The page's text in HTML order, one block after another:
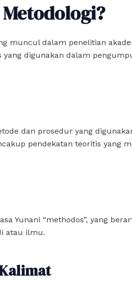
muncul dalam penelitian
digunakan dalam
dan prosedur yang
pendekatan teoritis yang
Yunani “methodos”, yang
atau ilmu.